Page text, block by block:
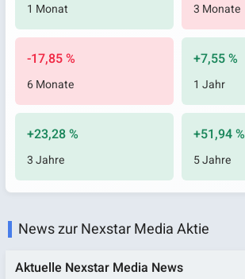
1 Monat 3 Monate
-17,85 %
6 Monate
+7,55 %
1 Jahr
+23,28 %
3 Jahre
+51,94 %
5 Jahre
News zur Nexstar Media Aktie
Aktuelle Nexstar Media News